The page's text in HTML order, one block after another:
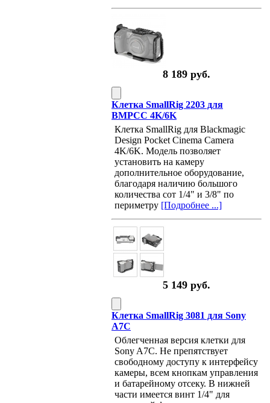
8 189 руб.
Клетка SmallRig 2203 для
BMPCC 4K/6K
Клетка SmallRig для Blackmagic
Design Pocket Cinema Camera
4K/6K. Модель позволяет
установить на камеру
дополнительное оборудование,
благодаря наличию большого
количества сот 1/4" и 3/8" по
периметру [Подробнее ...]
5 149 руб.
Клетка SmallRig 3081 для Sony
A7C
Облегченная версия клетки для
Sony A7C. Не препятствует
свободному доступу к интерфейсу
камеры, всем кнопкам управления
и батарейному отсеку. В нижней
части имеется винт 1/4" для